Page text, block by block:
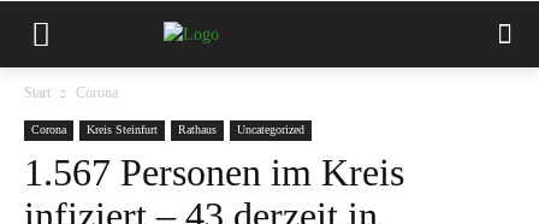
Start Corona
Corona Kreis Steinfurt Rathaus Uncategorized
1.567 Personen im Kreis